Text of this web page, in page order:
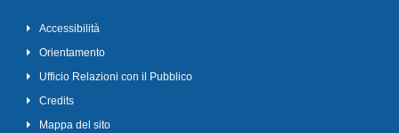
Accessibilità
Orientamento
Ufficio Relazioni con il Pubblico
Credits
Mappa del sito